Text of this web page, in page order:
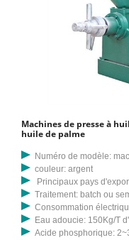
Machines de presse à
huile de palme
Numéro de modèle:
couleur: argent
Principaux pays
Traitement: batch ou
Consommation
Eau adoucie: 150Kg/T
Acide phosphorique: